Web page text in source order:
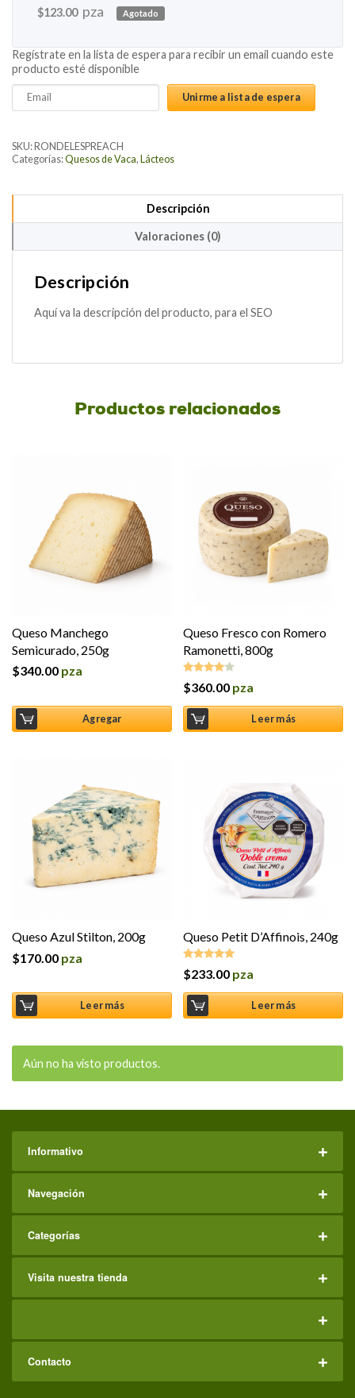
$123.00 pza Agotado
Regístrate en la lista de espera para recibir un email cuando este
producto esté disponible
Enter
your
address
to
the
this
Unirme a lista de espera
SKU:RONDELESPREACH
Categorías:Quesos de Vaca, Lácteos
Descripción
Valoraciones (0)
Descripción
Aquí va la descripción del producto, para el SEO
Productos relacionados
Queso Manchego
Semicurado, 250g
$340.00 pza
Agregar
Queso Fresco con Romero
Ramonetti, 800g
Valorado
de 5
$360.00 pza
Leer más
Queso Azul Stilton, 200g
$170.00 pza
Leer más
Queso Petit D’Affinois, 240g
Valorado en
$233.00 pza
Leer más
Aún no ha visto productos.
Informativo
Navegación
Categorías
Visita nuestra tienda
Contacto